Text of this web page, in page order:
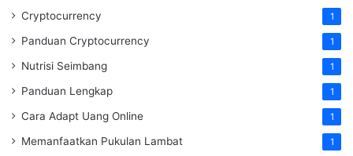
Cryptocurrency 1
Panduan Cryptocurrency 1
Nutrisi Seimbang 1
Panduan Lengkap 1
Cara Adapt Uang Online 1
Memanfaatkan Pukulan Lambat 1